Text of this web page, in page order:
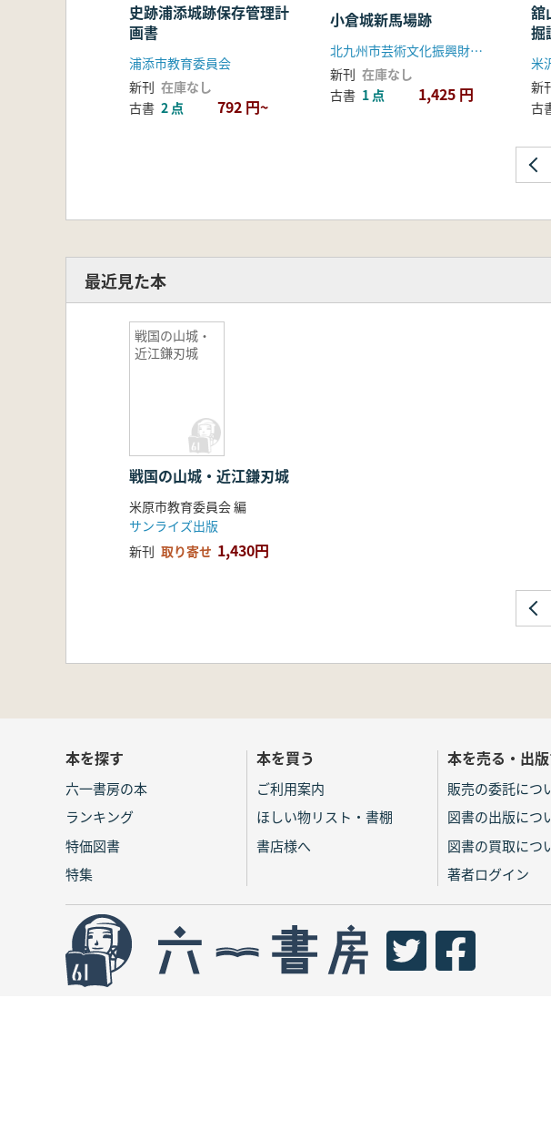
史跡浦添城跡保存管理計
画書
浦添市教育委員会
新刊 在庫なし
古書 2 点 792 円~
小倉城新馬場跡
北九州市芸術文化振興財団埋蔵文化財調査室
新刊 在庫なし
古書 1 点 1,425 円
舘
掘
米
新
古
最近見た本
戦国の山城・
近江鎌刃城
戦国の山城・近江鎌刃城
米原市教育委員会 編
サンライズ出版
新刊 取り寄せ 1,430円
本を探す
六一書房の本
ランキング
特価図書
特集
本を買う
ご利用案内
ほしい物リスト・書棚
書店様へ
本を売る・出
販売の委託につ
図書の出版につ
図書の買取につ
著者ログイン